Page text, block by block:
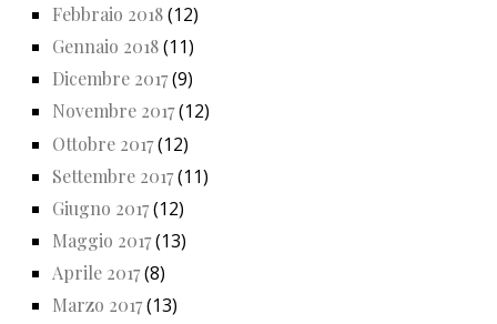
Febbraio 2018(12)
Gennaio 2018(11)
Dicembre 2017(9)
Novembre 2017(12)
Ottobre 2017(12)
Settembre 2017(11)
Giugno 2017(12)
Maggio 2017(13)
Aprile 2017(8)
Marzo 2017(13)